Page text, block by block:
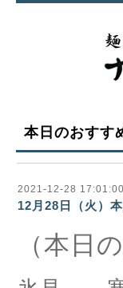
本日のおすす
2021-12-28 17:01:00
12月28日（火）
（本日